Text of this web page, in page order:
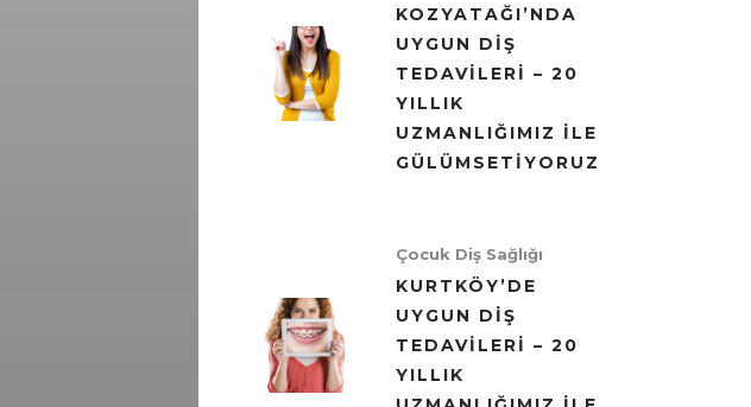
KOZYATAĞI’NDA
UYGUN DIŞ
TEDAVILERI – 20
YILLIK
UZMANLIĞIMIZ ILE
GÜLÜMSETIYORUZ
Çocuk Diş Sağlığı
KURTKÖY’DE
UYGUN DIŞ
TEDAVILERI – 20
YILLIK